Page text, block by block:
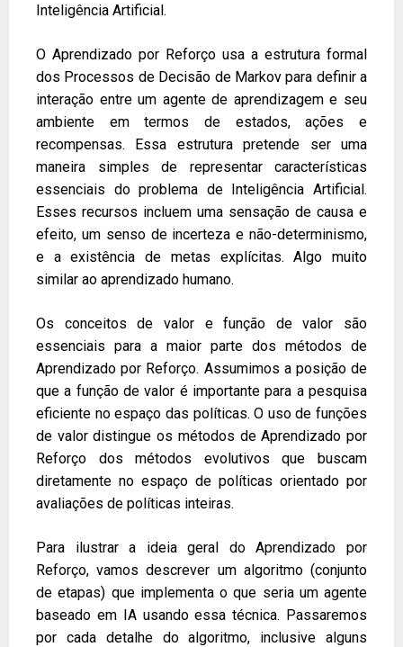
Inteligência Artificial.
O Aprendizado por Reforço usa a estrutura formal
dos Processos de Decisão de Markov para definir a
interação entre um agente de aprendizagem e seu
ambiente em termos de estados, ações e
recompensas. Essa estrutura pretende ser uma
maneira simples de representar características
essenciais do problema de Inteligência Artificial.
Esses recursos incluem uma sensação de causa e
efeito, um senso de incerteza e não-determinismo,
e a existência de metas explícitas. Algo muito
similar ao aprendizado humano.
Os conceitos de valor e função de valor são
essenciais para a maior parte dos métodos de
Aprendizado por Reforço. Assumimos a posição de
que a função de valor é importante para a pesquisa
eficiente no espaço das políticas. O uso de funções
de valor distingue os métodos de Aprendizado por
Reforço dos métodos evolutivos que buscam
diretamente no espaço de políticas orientado por
avaliações de políticas inteiras.
Para ilustrar a ideia geral do Aprendizado por
Reforço, vamos descrever um algoritmo (conjunto
de etapas) que implementa o que seria um agente
baseado em IA usando essa técnica. Passaremos
por cada detalhe do algoritmo, inclusive alguns